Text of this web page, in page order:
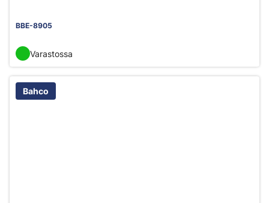
BBE-8905
Varastossa
Bahco